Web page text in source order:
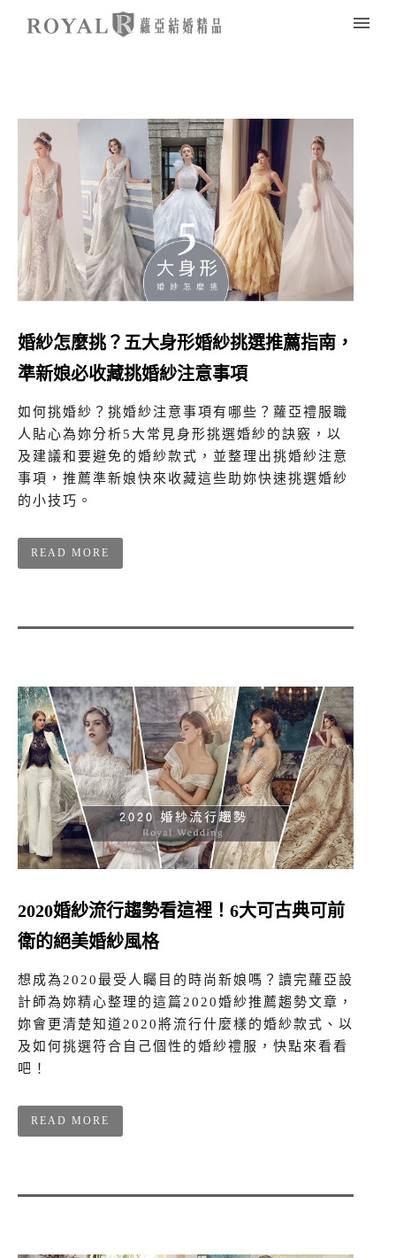
婚紗怎麼挑？五大身形婚紗挑選推薦指南，
準新娘必收藏挑婚紗注意事項
如何挑婚紗？挑婚紗注意事項有哪些？蘿亞禮服職
人貼心為妳分析5大常見身形挑選婚紗的訣竅，以
及建議和要避免的婚紗款式，並整理出挑婚紗注意
事項，推薦準新娘快來收藏這些助妳快速挑選婚紗
的小技巧。
READ MORE
2020婚紗流行趨勢看這裡！6大可古典可前
衛的絕美婚紗風格
想成為2020最受人矚目的時尚新娘嗎？讀完蘿亞設
計師為妳精心整理的這篇2020婚紗推薦趨勢文章，
妳會更清楚知道2020將流行什麼樣的婚紗款式、以
及如何挑選符合自己個性的婚紗禮服，快點來看看
吧！
READ MORE